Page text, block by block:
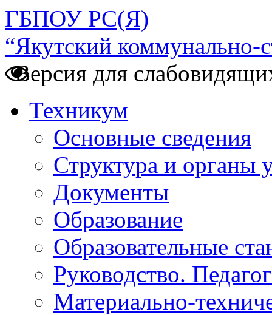
ГБПОУ РС(Я)
“Якутский коммунально-
Версия для
Техникум
Основные сведения
Структура и органы
Документы
Образование
Образовательные
Руководство.
Материально-